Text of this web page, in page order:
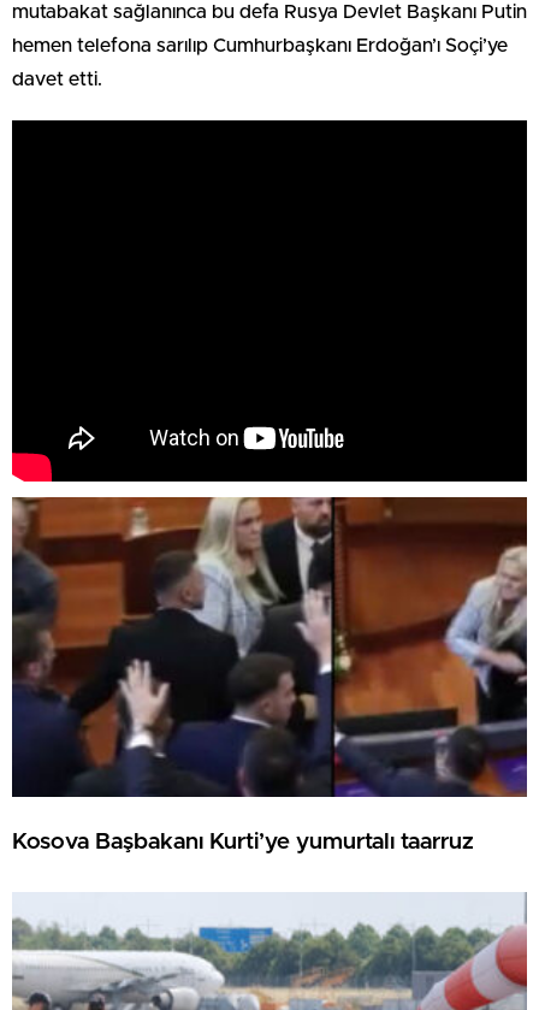
mutabakat sağlanınca bu defa Rusya Devlet Başkanı Putin
hemen telefona sarılıp Cumhurbaşkanı Erdoğan’ı Soçi’ye
davet etti.
Kosova Başbakanı Kurti’ye yumurtalı taarruz